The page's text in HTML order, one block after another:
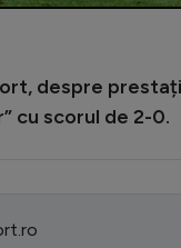
despre
cu scorul de 2-0.